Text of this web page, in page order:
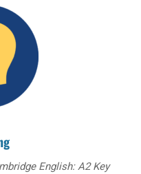
English: A2 Key